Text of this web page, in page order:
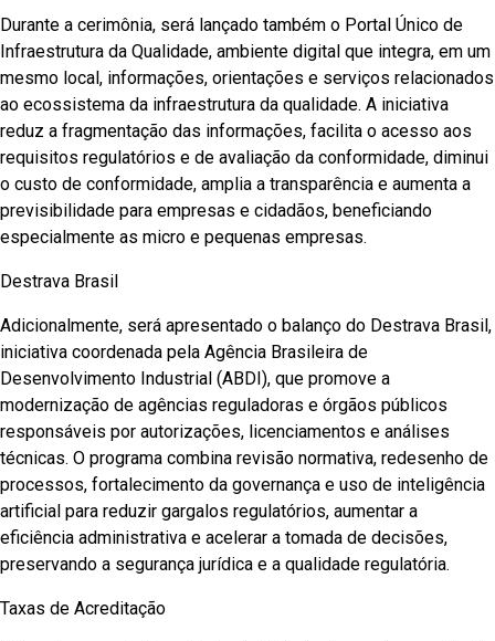
Durante a cerimônia, será lançado também o Portal Único de
Infraestrutura da Qualidade, ambiente digital que integra, em um
mesmo local, informações, orientações e serviços relacionados
ao ecossistema da infraestrutura da qualidade. A iniciativa
reduz a fragmentação das informações, facilita o acesso aos
requisitos regulatórios e de avaliação da conformidade, diminui
o custo de conformidade, amplia a transparência e aumenta a
previsibilidade para empresas e cidadãos, beneficiando
especialmente as micro e pequenas empresas.
Destrava Brasil
Adicionalmente, será apresentado o balanço do Destrava Brasil,
iniciativa coordenada pela Agência Brasileira de
Desenvolvimento Industrial (ABDI), que promove a
modernização de agências reguladoras e órgãos públicos
responsáveis por autorizações, licenciamentos e análises
técnicas. O programa combina revisão normativa, redesenho de
processos, fortalecimento da governança e uso de inteligência
artificial para reduzir gargalos regulatórios, aumentar a
eficiência administrativa e acelerar a tomada de decisões,
preservando a segurança jurídica e a qualidade regulatória.
Taxas de Acreditação